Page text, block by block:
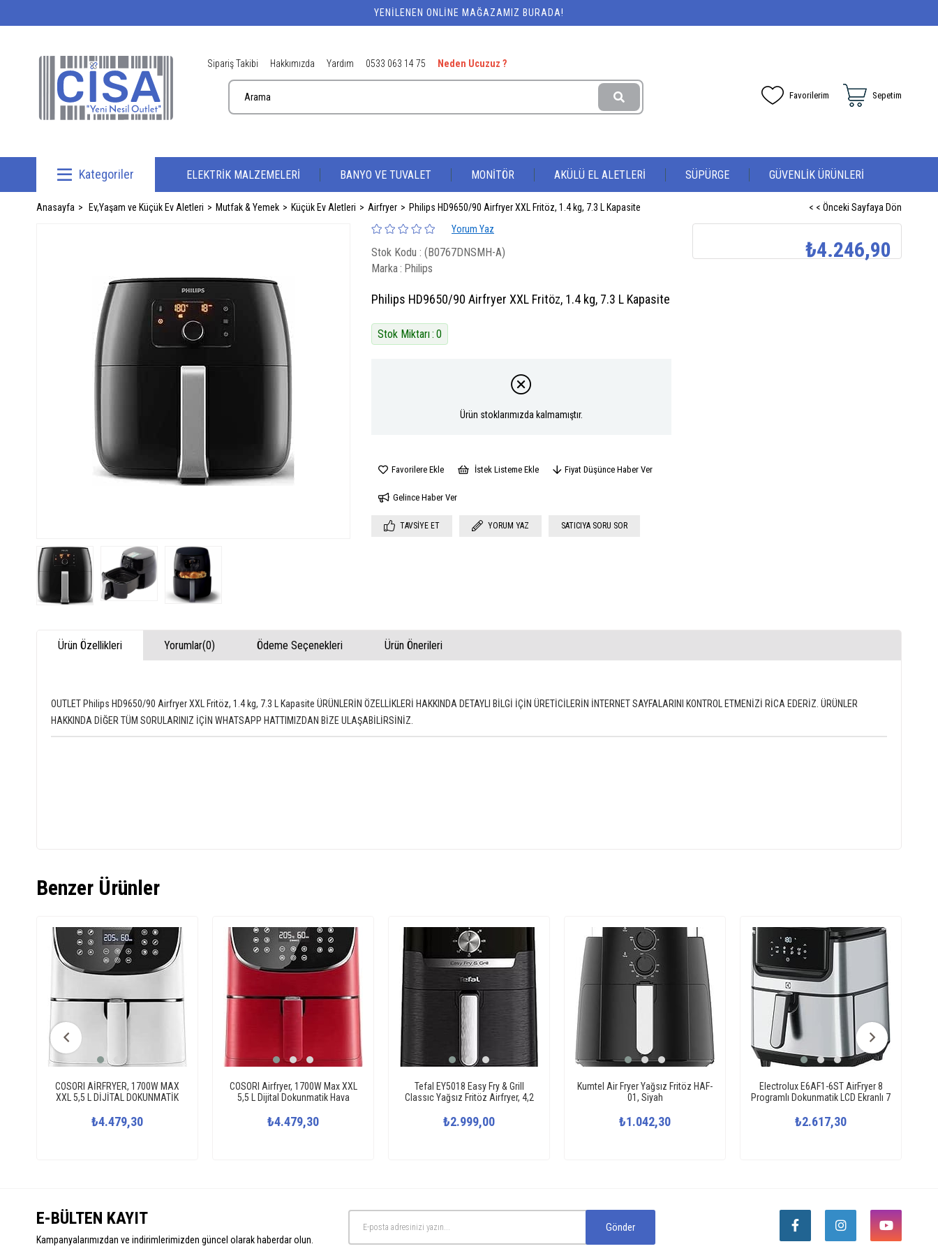
YENILENEN ONLINE MAĞAZAMIZ BURADA!
Sipariş Takibi Hakkımızda Yardım 0533 063 14 75 Neden Ucuzuz ?
ELEKTRİK MALZEMELERİ BANYO VE TUVALET MONİTÖR AKÜLÜ EL ALETLERİ SÜPÜRGE GÜVENLİK ÜRÜNLERİ
Sepetim
Favorilerim
Kategoriler
Anasayfa Ev,Yaşam ve Küçük Ev Aletleri Mutfak & Yemek Küçük Ev Aletleri Airfryer Philips HD9650/90 Airfryer XXL Fritöz, 1.4 kg, 7.3 L Kapasite
< < Önceki Sayfaya Dön
Yorum Yaz
Stok Kodu
(B0767DNSMH-A)
Marka: Philips
Philips HD9650/90 Airfryer XXL Fritöz, 1.4 kg, 7.3 L Kapasite
Stok Miktarı: 0
Ürün stoklarımızda kalmamıştır.
Favorilere Ekle İstek Listeme Ekle Fiyat Düşünce Haber Ver
Gelince Haber Ver
TAVSIYE ET YORUM YAZ SATICIYA SORU SOR
₺4.246,90
Ürün Özellikleri Yorumlar(0) Ödeme Seçenekleri Ürün Önerileri
OUTLET Philips HD9650/90 Airfryer XXL Fritöz, 1.4 kg, 7.3 L Kapasite ÜRÜNLERİN ÖZELLİKLERİ HAKKINDA DETAYLI BİLGİ İÇİN ÜRETİCİLERİN İNTERNET SAYFALARINI KONTROL ETMENİZİ RİCA EDERİZ. ÜRÜNLER
HAKKINDA DİĞER TÜM SORULARINIZ İÇİN WHATSAPP HATTIMIZDAN BİZE ULAŞABİLİRSİNİZ.
Benzer Ürünler
COSORI AİRFRYER, 1700W MAX
XXL 5,5 L DİJİTAL DOKUNMATİK
YEMEK KİTABI VE 11 ÖNCEDEN
AYARLANMIŞ FIRIN, YAĞSIZ SICAK
₺4.479,30
COSORI Airfryer, 1700W Max XXL
5,5 L Dijital Dokunmatik Hava
11 önceden Ayarlanmış Fırın,
Yağsız Sıcak Brülör, Yapışmaz
₺4.479,30
Tefal EY5018 Easy Fry & Grill
Classıc Yağsız Fritöz Airfryer, 4,2
Izgara, 60 Dk Zamanlayıcı, Siyah
(1510002076)
₺2.999,00
Kumtel Air Fryer Yağsız Fritöz HAF-
01, Siyah
₺1.042,30
Electrolux E6AF1-6ST AirFryer 8
Programlı Dokunmatik LCD Ekranlı 7
Kapasitesi Sıcak Hava Fritözü
₺2.617,30
E-BÜLTEN KAYIT
Kampanyalarımızdan ve indirimlerimizden güncel olarak haberdar olun.
Gönder